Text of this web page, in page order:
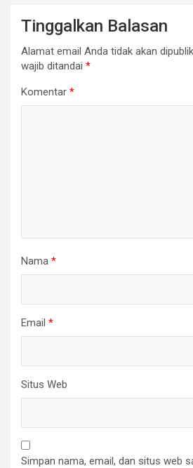
Tinggalkan Balasan
Alamat email Anda tidak akan
wajib ditandai *
Komentar *
Nama *
Email *
Situs Web
Simpan nama, email, dan situs web